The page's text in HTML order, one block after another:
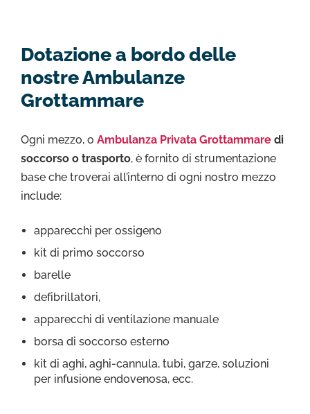
Dotazione a bordo delle
nostre Ambulanze
Grottammare
Ogni mezzo, o Ambulanza Privata Grottammare di
soccorso o trasporto, è fornito di strumentazione
base che troverai all’interno di ogni nostro mezzo
include:
apparecchi per ossigeno
kit di primo soccorso
barelle
defibrillatori,
apparecchi di ventilazione manuale
borsa di soccorso esterno
kit di aghi, aghi-cannula, tubi, garze, soluzioni
per infusione endovenosa, ecc.